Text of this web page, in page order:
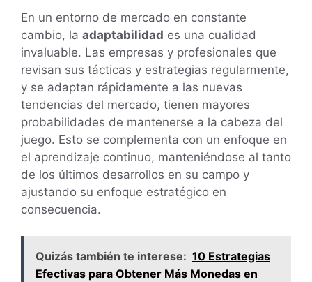
En un entorno de mercado en constante
cambio, la adaptabilidad es una cualidad
invaluable. Las empresas y profesionales que
revisan sus tácticas y estrategias regularmente,
y se adaptan rápidamente a las nuevas
tendencias del mercado, tienen mayores
probabilidades de mantenerse a la cabeza del
juego. Esto se complementa con un enfoque en
el aprendizaje continuo, manteniéndose al tanto
de los últimos desarrollos en su campo y
ajustando su enfoque estratégico en
consecuencia.
Quizás también te interese: 10 Estrategias
Efectivas para Obtener Más Monedas en